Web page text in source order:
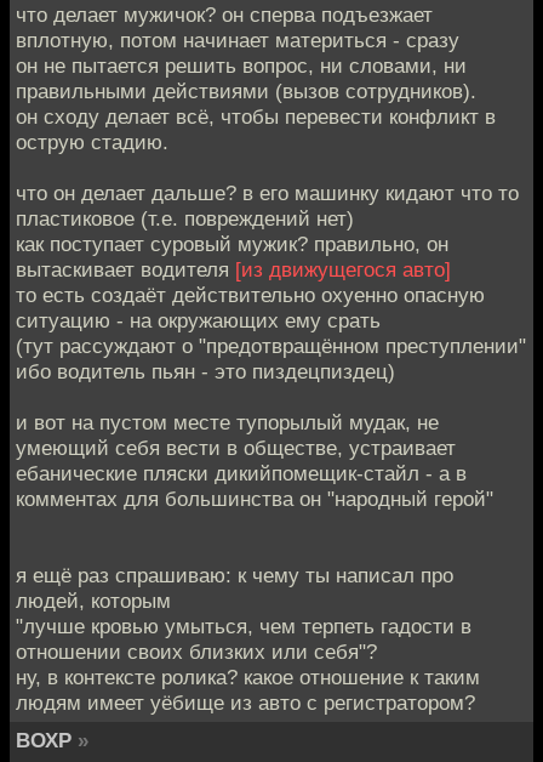
что делает мужичок? он сперва подъезжает
вплотную, потом начинает материться - сразу
он не пытается решить вопрос, ни словами, ни
правильными действиями (вызов сотрудников).
он сходу делает всё, чтобы перевести конфликт в
острую стадию.
что он делает дальше? в его машинку кидают что то
пластиковое (т.е. повреждений нет)
как поступает суровый мужик? правильно, он
вытаскивает водителя [из движущегося авто]
то есть создаёт действительно охуенно опасную
ситуацию - на окружающих ему срать
(тут рассуждают о "предотвращённом преступлении"
ибо водитель пьян - это пиздецпиздец)
и вот на пустом месте тупорылый мудак, не
умеющий себя вести в обществе, устраивает
ебанические пляски дикийпомещик-стайл - а в
комментах для большинства он "народный герой"
я ещё раз спрашиваю: к чему ты написал про
людей, которым
"лучше кровью умыться, чем терпеть гадости в
отношении своих близких или себя"?
ну, в контексте ролика? какое отношение к таким
людям имеет уёбище из авто с регистратором?
ВОХР »